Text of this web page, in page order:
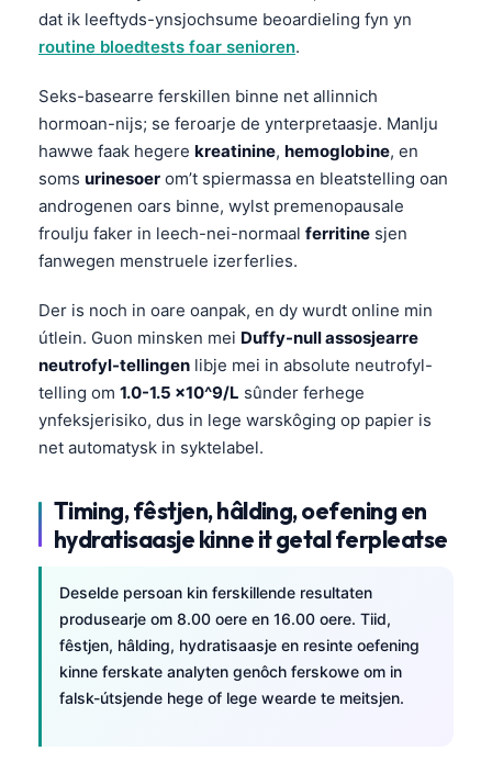
dat ik leeftyds-ynsjochsume beoardieling fyn yn
routine bloedtests foar senioren.
Seks-basearre ferskillen binne net allinnich
hormoan-nijs; se feroarje de ynterpretaasje. Manlju
hawwe faak hegere kreatinine, hemoglobine, en
soms urinesoer om’t spiermassa en bleatstelling oan
androgenen oars binne, wylst premenopausale
froulju faker in leech-nei-normaal ferritine sjen
fanwegen menstruele izerferlies.
Der is noch in oare oanpak, en dy wurdt online min
útlein. Guon minsken mei Duffy-null assosjearre
neutrofyl-tellingen libje mei in absolute neutrofyl-
telling om 1.0-1.5 x10^9/L sûnder ferhege
ynfeksjerisiko, dus in lege warskôging op papier is
net automatysk in syktelabel.
Timing, fêstjen, hâlding, oefening en
hydratisaasje kinne it getal ferpleatse
Deselde persoan kin ferskillende resultaten
produsearje om 8.00 oere en 16.00 oere. Tiid,
fêstjen, hâlding, hydratisaasje en resinte oefening
kinne ferskate analyten genôch ferskowe om in
falsk-útsjende hege of lege wearde te meitsjen.